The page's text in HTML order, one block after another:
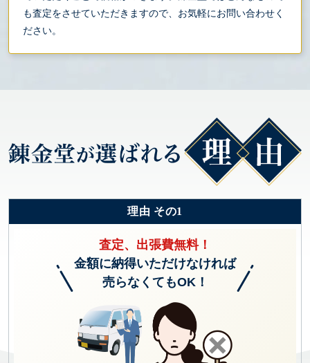
も査定をさせていただきますので、お気軽にお問い合わせく
ださい。
理由 その1
査定、出張費無料！
金額に納得いただけなければ
売らなくてもOK！